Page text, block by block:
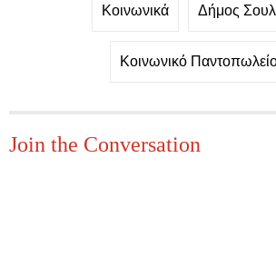
Κοινωνικά Δήμος
Κοινωνικό
Join the Conversation